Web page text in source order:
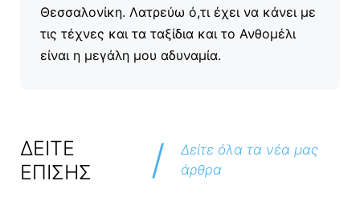
Θεσσαλονίκη. Λατρεύω ό,τι έχει να κάνει με
τις τέχνες και τα ταξίδια και το Ανθομέλι
είναι η μεγάλη μου αδυναμία.
ΔΕΙΤΕ
ΕΠΙΣΗΣ
/
Δείτε όλα τα νέα μας
άρθρα